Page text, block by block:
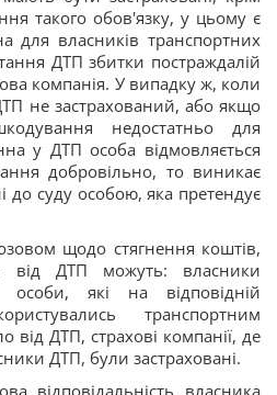
такого обов'язку, у цьому є
для власників транспортних
ДТП збитки постраждалій
компанія. У випадку ж, коли
не застрахований, або якщо
недостатньо для
у ДТП особа відмовляється
добровільно, то виникає
до суду особою, яка претендує
щодо стягнення коштів,
від ДТП можуть: власники
особи, які на відповідній
транспортним
від ДТП, страхові компанії, де
ДТП, були застраховані.